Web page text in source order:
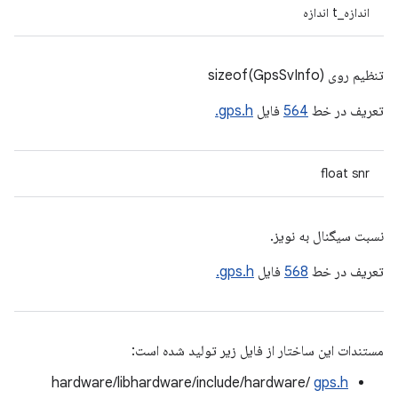
اندازه_t اندازه
تنظیم روی sizeof(GpsSvInfo)
تعریف در خط 564 فایل gps.h.
float snr
نسبت سیگنال به نویز.
تعریف در خط 568 فایل gps.h.
مستندات این ساختار از فایل زیر تولید شده است:
hardware/libhardware/include/hardware/ gps.h